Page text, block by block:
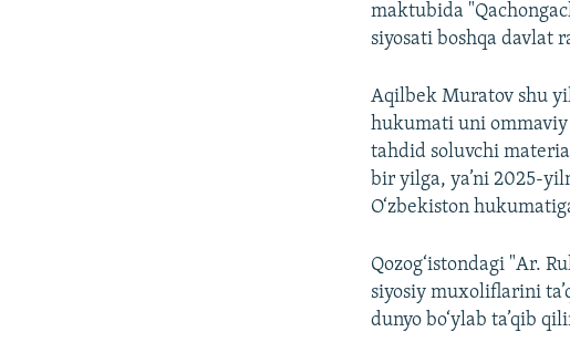
maktubida
siyosati boshqa davlat
Aqilbek Muratov shu
hukumati uni
tahdid soluvchi
bir yilga, ya’ni 2025-
O‘zbekiston
Qozog‘istondagi "Ar.
siyosiy muxoliflarini
dunyo bo‘ylab ta’qib